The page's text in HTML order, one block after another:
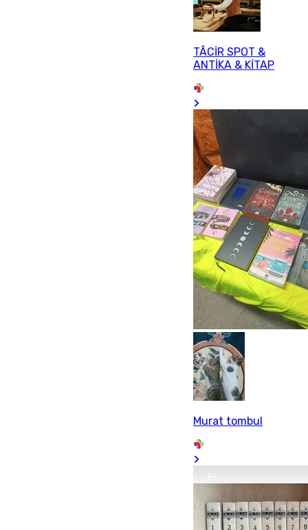
TÂCİR SPOT &
ANTİKA & KİTAP
Murat tombul